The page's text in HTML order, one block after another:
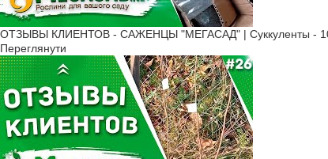
ОТЗЫВЫ КЛИЕНТОВ - САЖЕНЦЫ "МЕГАСАД" | Суккуленты -
Переглянути